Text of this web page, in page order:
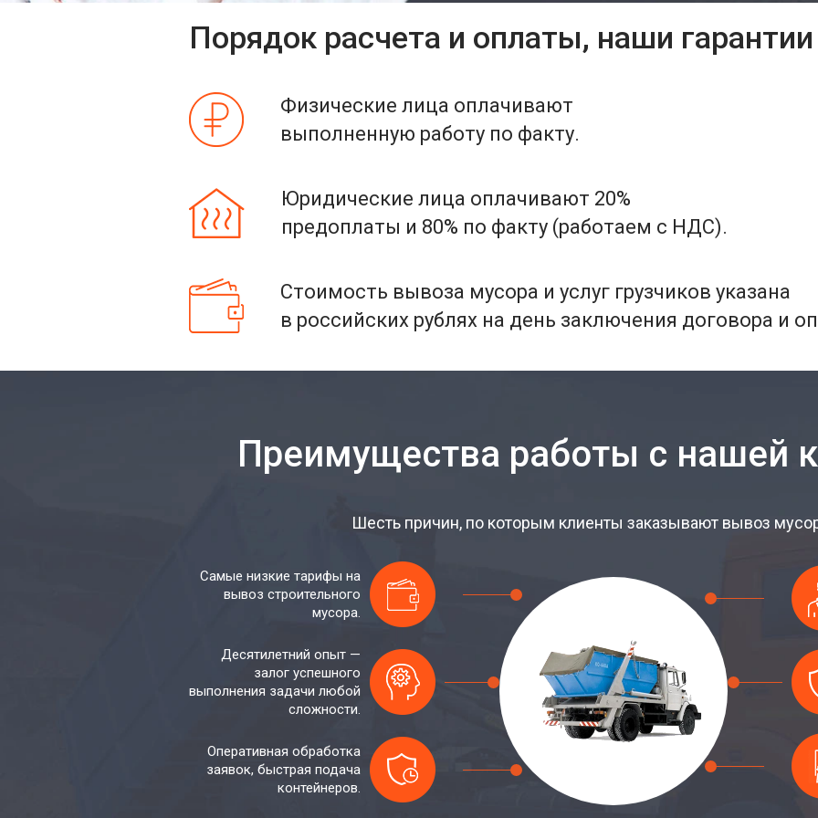
Порядок расчета и оплаты, наши гарантии
Физические лица оплачивают
выполненную работу по факту.
Юридические лица оплачивают 20%
предоплаты и 80% по факту (работаем с НДС).
Стоимость вывоза мусора и услуг грузчиков указана
в российских рублях на день заключения договора и
Преимущества работы с нашей
Шесть причин, по которым клиенты заказывают вывоз
Самые низкие тарифы на
вывоз строительного
мусора.
Десятилетний опыт —
залог успешного
выполнения задачи любой
сложности.
Оперативная обработка
заявок, быстрая подача
контейнеров.